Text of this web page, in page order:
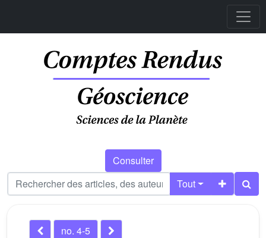
Consulter
Tout
no. 4-5